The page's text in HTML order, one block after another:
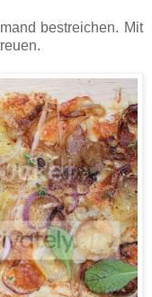
bestreichen. Mit